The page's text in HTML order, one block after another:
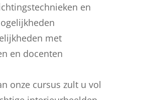
en
met
en docenten
onze cursus zult u vol